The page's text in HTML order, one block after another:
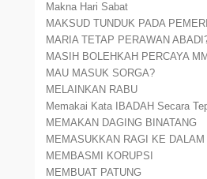
Makna Hari Sabat
MAKSUD TUNDUK PADA
MARIA TETAP PERAWAN
MASIH BOLEHKAH PERCAYA
MAU MASUK SORGA?
MELAINKAN RABU
Memakai Kata IBADAH Secara
MEMAKAN DAGING BINATANG
MEMASUKKAN RAGI KE
MEMBASMI KORUPSI
MEMBUAT PATUNG